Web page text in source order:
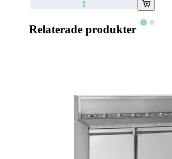
Relaterade produkter